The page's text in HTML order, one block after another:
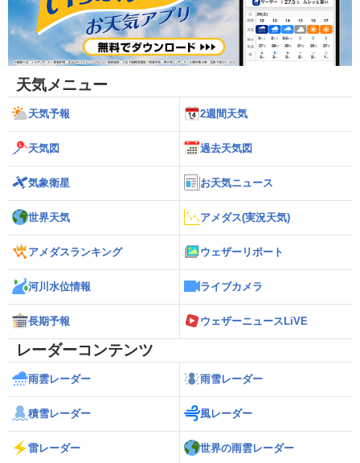
天気メニュー
天気予報 2週間天気
天気図 過去天気図
気象衛星 お天気ニュース
世界天気 アメダス(実況天気)
アメダスランキング ウェザーリポート
河川水位情報 ライブカメラ
長期予報 ウェザーニュースLiVE
レーダーコンテンツ
雨雲レーダー 雨雪レーダー
積雪レーダー 風レーダー
雷レーダー 世界の雨雲レーダー